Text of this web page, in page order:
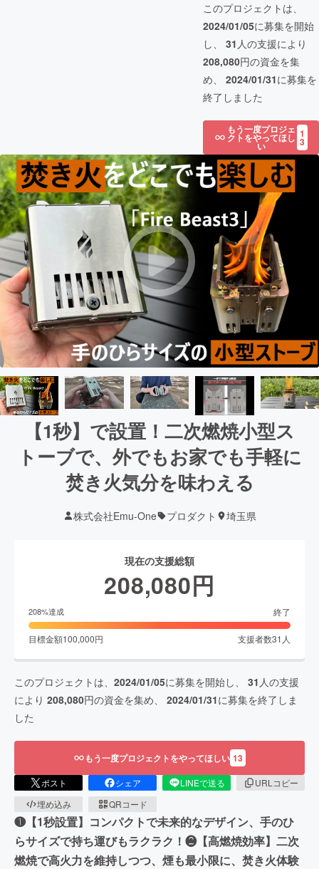
このプロジェクトは、
2024/01/05に募集を開始
し、 31 人の支援により
208,080円の資金を集
め、 2024/01/31に募集を
終了しました
もう一度プロジェ
クトをやってほし
い
1
3
【1秒】で設置！二次燃焼小型ス
トーブで、外でもお家でも手軽に
焚き火気分を味わえる
株式会社Emu-One プロダクト 埼玉県
現在の支援総額
208,080円
208%達成 終了
目標金額100,000円 支援者数31 人
このプロジェクトは、 2024/01/05に募集を開始し、 31 人の支援
により 208,080円の資金を集め、 2024/01/31に募集を終了しま
した
もう一度プロジェクトをやってほしい 13
ポスト シェア LINEで送る
URLコピー
埋め込み
QRコード
❶【1秒設置】コンパクトで未来的なデザイン、手のひ
らサイズで持ち運びもラクラク！❷【高燃焼効率】二次
燃焼で高火力を維持しつつ、煙も最小限に、焚き火体験